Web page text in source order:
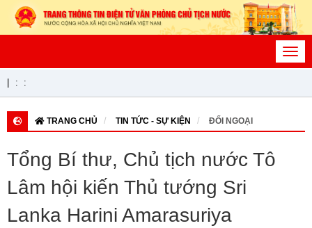
: :
TRANG CHỦ TIN TỨC - SỰ KIỆN ĐỐI NGOẠI
Tổng Bí thư, Chủ tịch nước Tô
Lâm hội kiến Thủ tướng Sri
Lanka Harini Amarasuriya